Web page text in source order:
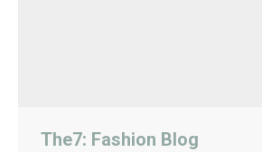
The7: Fashion Blog